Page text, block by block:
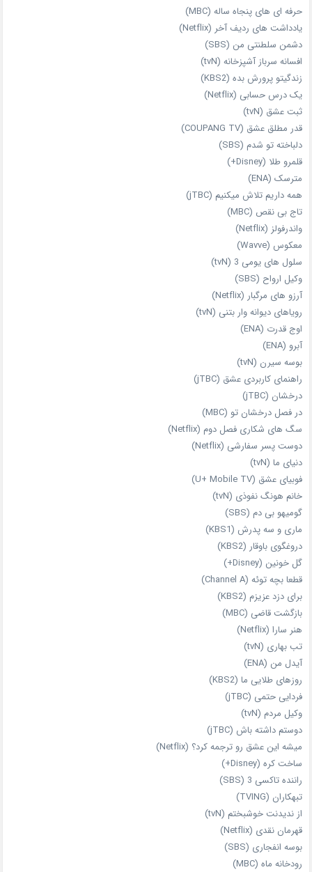
حرفه‌ ای‌ های پنجاه‌ ساله (MBC)
یادداشت‌ های ردیف آخر (Netflix)
دشمن سلطنتی من (SBS)
افسانه سرباز آشپزخانه (tvN)
زندگیتو پرورش بده (KBS2)
یک درس حسابی (Netflix)
ثبت عشق (tvN)
قدر مطلق عشق (COUPANG TV)
دلباخته تو شدم (SBS)
قلمرو طلا (Disney+)
مترسک (ENA)
همه داریم تلاش میکنیم (jTBC)
تاج بی‌ نقص (MBC)
واندرفولز (Netflix)
معکوس (Wavve)
سلول های یومی 3 (tvN)
وکیل ارواح (SBS)
آرزو های مرگبار (Netflix)
رویاهای دیوانه‌ وار بتنی (tvN)
اوج قدرت (ENA)
آبرو (ENA)
بوسه سیرن (tvN)
راهنمای کاربردی عشق (jTBC)
درخشان (jTBC)
در فصل درخشان تو (MBC)
سگ های شکاری فصل دوم (Netflix)
دوست‌ پسر سفارشی (Netflix)
دنیای ما (tvN)
فوبیای عشق (U+ Mobile TV)
خانم هونگ نفوذی (tvN)
گومیهو بی دم (SBS)
ماری و سه پدرش (KBS1)
دروغگوی باوقار (KBS2)
گل خونین (Disney+)
قطعا بچه توئه (Channel A)
برای دزد عزیزم (KBS2)
بازگشت قاضی (MBC)
هنر سارا (Netflix)
تب بهاری (tvN)
آیدل من (ENA)
روزهای طلایی ما (KBS2)
فردایی حتمی (jTBC)
وکیل مردم (tvN)
دوستم داشته باش (jTBC)
میشه این عشق رو ترجمه کرد؟ (Netflix)
ساخت کره (Disney+)
راننده تاکسی 3 (SBS)
تبهکاران (TVING)
از ندیدنت خوشبختم (tvN)
قهرمان نقدی (Netflix)
بوسه انفجاری (SBS)
رودخانه ماه (MBC)